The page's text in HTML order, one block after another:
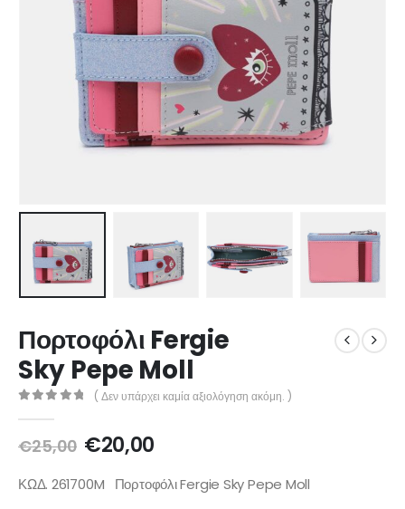
Πορτοφόλι Fergie
Sky Pepe Moll
( Δεν υπάρχει καμία αξιολόγηση ακόμη. )
€25,00 €20,00
ΚΩΔ. 261700M Πορτοφόλι Fergie Sky Pepe Moll